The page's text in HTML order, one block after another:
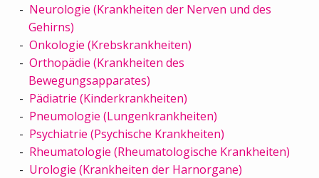
Neurologie (Krankheiten der Nerven und des
Gehirns)
Onkologie (Krebskrankheiten)
Orthopädie (Krankheiten des
Bewegungsapparates)
Pädiatrie (Kinderkrankheiten)
Pneumologie (Lungenkrankheiten)
Psychiatrie (Psychische Krankheiten)
Rheumatologie (Rheumatologische Krankheiten)
Urologie (Krankheiten der Harnorgane)